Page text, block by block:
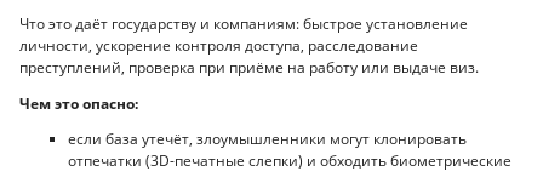
Что это даёт государству и компаниям: быстрое установление
личности, ускорение контроля доступа, расследование
преступлений, проверка при приёме на работу или выдаче виз.
Чем это опасно:
если база утечёт, злоумышленники могут клонировать
отпечатки (3D-печатные слепки) и обходить биометрические